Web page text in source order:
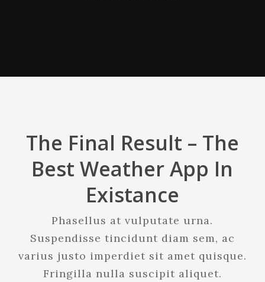
The Final Result – The
Best Weather App In
Existance
Phasellus at vulputate urna.
Suspendisse tincidunt diam sem, ac
varius justo imperdiet sit amet quisque.
Fringilla nulla suscipit aliquet.